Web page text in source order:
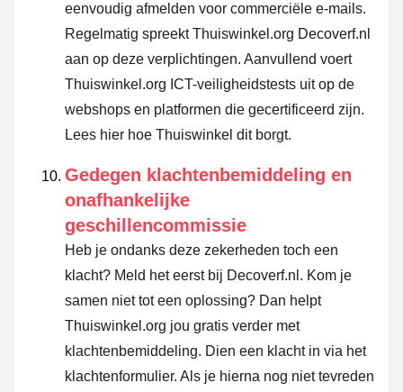
eenvoudig afmelden voor commerciële e-mails.
Regelmatig spreekt Thuiswinkel.org Decoverf.nl
aan op deze verplichtingen. Aanvullend voert
Thuiswinkel.org ICT-veiligheidstests uit op de
webshops en platformen die gecertificeerd zijn.
Lees hier hoe Thuiswinkel dit borgt.
Gedegen klachtenbemiddeling en
onafhankelijke
geschillencommissie
Heb je ondanks deze zekerheden toch een
klacht? Meld het eerst bij Decoverf.nl. Kom je
samen niet tot een oplossing? Dan helpt
Thuiswinkel.org jou gratis verder met
klachtenbemiddeling. Dien een klacht in via het
klachtenformulier. Als je hierna nog niet tevreden